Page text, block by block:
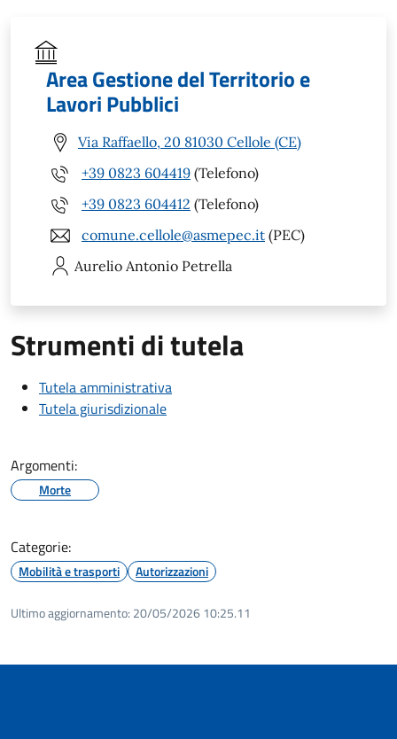
Area Gestione del Territorio e
Lavori Pubblici
Via Raffaello, 20 81030 Cellole (CE)
+39 0823 604419 (Telefono)
+39 0823 604412 (Telefono)
comune.cellole@asmepec.it (PEC)
Aurelio Antonio Petrella
Strumenti di tutela
Tutela amministrativa
Tutela giurisdizionale
Argomenti:
Morte
Categorie:
Mobilità e trasporti Autorizzazioni
Ultimo aggiornamento: 20/05/2026 10:25.11